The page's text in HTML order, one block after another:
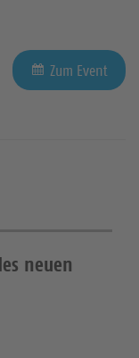
Zum Event
neuen